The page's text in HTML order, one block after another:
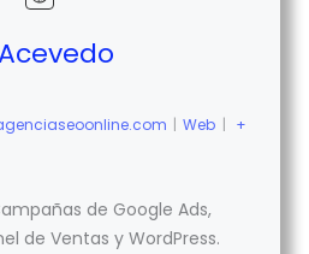
| Web | +
de Google Ads,
de Ventas y WordPress.